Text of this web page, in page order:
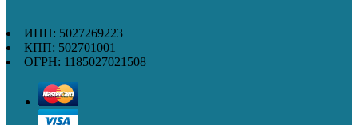
ИНН: 5027269223
КПП: 502701001
ОГРН: 1185027021508